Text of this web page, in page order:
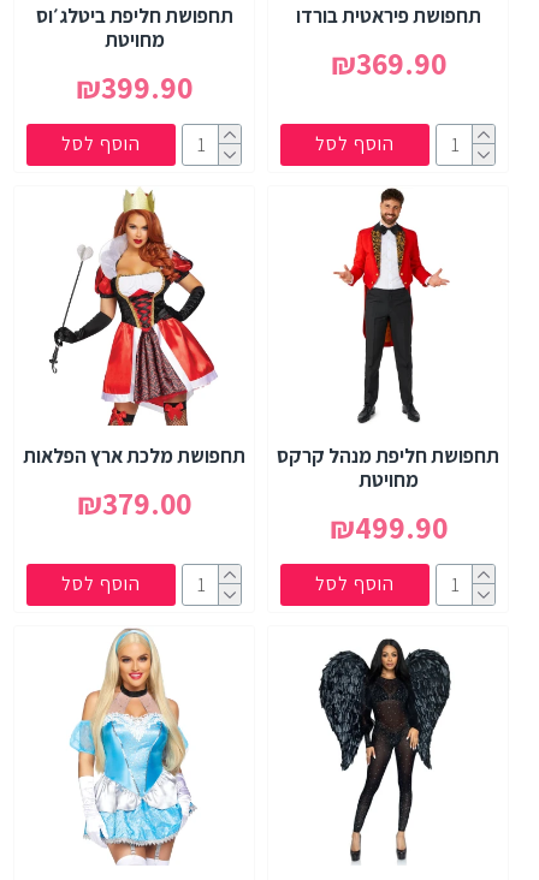
תחפושת פיראטית בורדו
₪369.90
הוסף לסל
תחפושת חליפת ביטלג׳וס
מחויטת
₪399.90
הוסף לסל
תחפושת חליפת מנהל קרקס
מחויטת
₪499.90
הוסף לסל
תחפושת מלכת ארץ הפלאות
₪379.00
הוסף לסל